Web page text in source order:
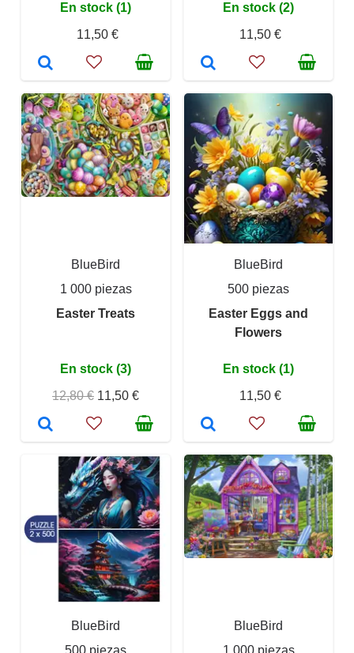
En stock (1)
11,50 €
En stock (2)
11,50 €
BlueBird
1 000 piezas
Easter Treats
En stock (3)
12,80 € 11,50 €
BlueBird
500 piezas
Easter Eggs and
Flowers
En stock (1)
11,50 €
BlueBird
500 piezas
BlueBird
1 000 piezas